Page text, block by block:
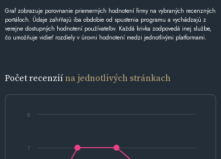
Graf zobrazuje porovnanie priemerných hodnotení firmy na vybraných recenzných
portáloch. Údaje zahŕňajú iba obdobie od spustenia programu a vychádzajú z
verejne dostupných hodnotení používateľov. Každá krivka zodpovedá inej službe,
čo umožňuje vidieť rozdiely v úrovni hodnotení medzi jednotlivými platformami.
Počet recenziína jednotlivých stránkach
7
8